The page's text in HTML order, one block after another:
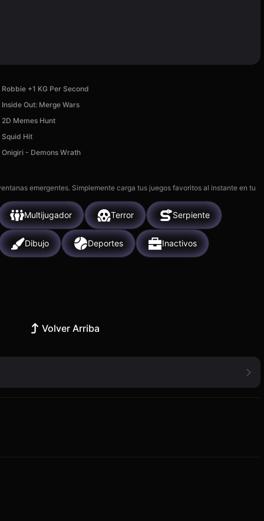
Robbie +1 KG Per Second
Inside Out: Merge Wars
2D Memes Hunt
Squid Hit
Onigiri - Demons Wrath
emergentes. Simplemente carga tus juegos favoritos al instante en tu
Multijugador Terror Serpiente
Dibujo Deportes Inactivos
Volver Arriba